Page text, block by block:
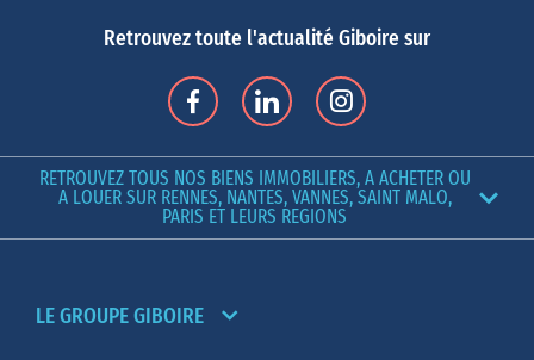
Retrouvez toute l'actualité Giboire sur
RETROUVEZ TOUS NOS BIENS IMMOBILIERS, A ACHETER OU
A LOUER SUR RENNES, NANTES, VANNES, SAINT MALO,
PARIS ET LEURS REGIONS
LE GROUPE GIBOIRE